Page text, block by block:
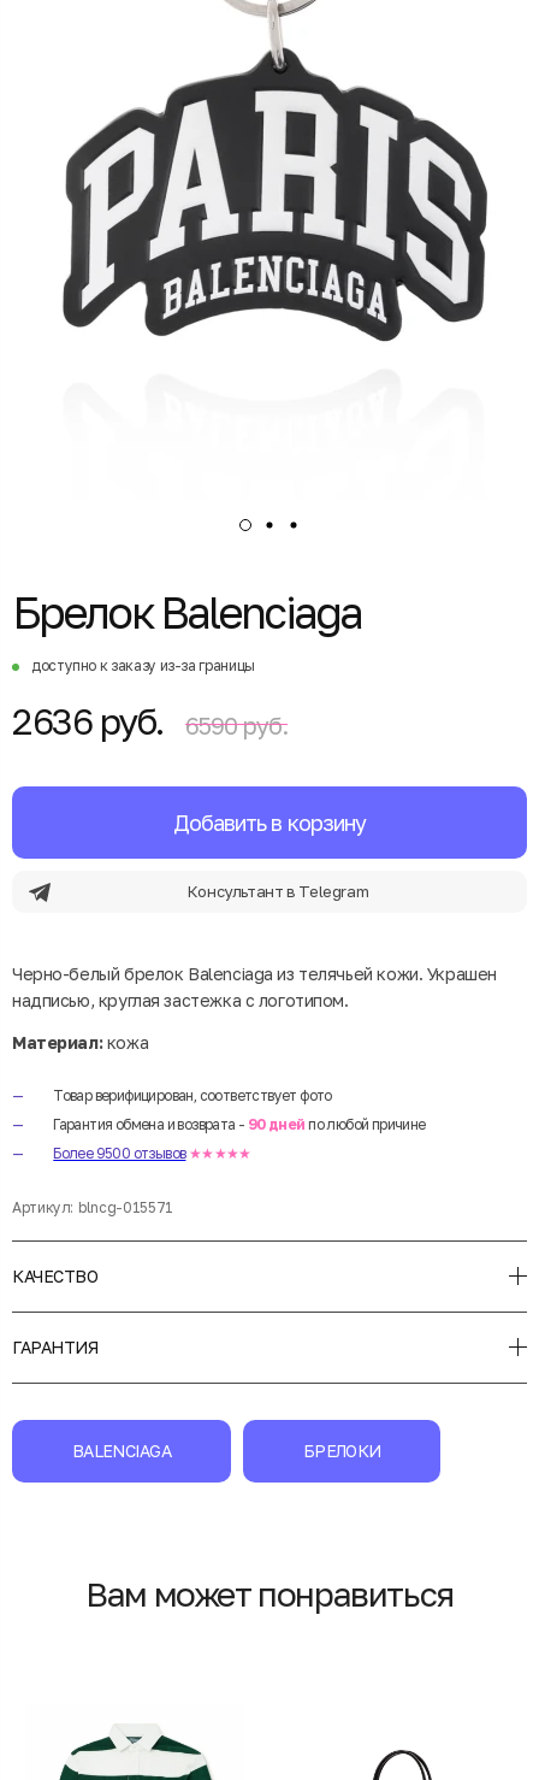
Брелок Balenciaga
доступно к заказу из-за границы
2636 руб. 6590 руб.
Добавить в корзину
Консультант в Telegram
Черно-белый брелок Balenciaga из телячьей кожи. Украшен
надписью, круглая застежка с логотипом.
Материал:кожа
Товар верифицирован, соответствует фото
Гарантия обмена и возврата - 90 дней по любой причине
Более 9500 отзывов ★★★★★
Артикул: blncg-015571
КАЧЕСТВО
ГАРАНТИЯ
BALENCIAGA БРЕЛОКИ
Вам может понравиться